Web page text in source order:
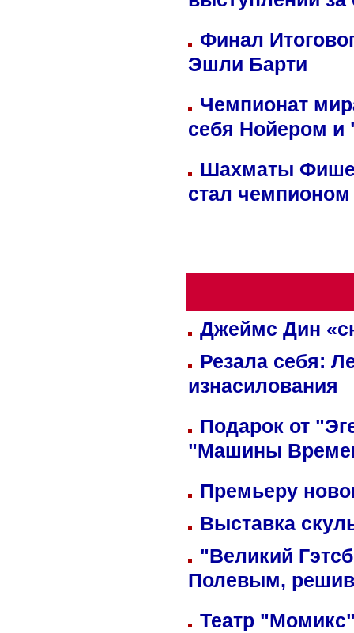
Финал
Эшли Барти
Чемпионат
себя Нойером и
Шахматы
стал
Джеймс Дин
Резала себя:
изнасилования
Подарок от
"Машины
Премьеру
Выставка
"Великий
Полевым,
Театр